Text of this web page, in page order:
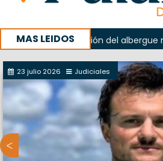
MAS LEIDOS
en la explosión del albergue
campaña con un encuentro
23 julio 2026 Judiciales